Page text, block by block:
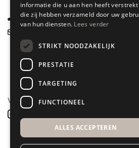
085 877 0704
VOLG ONS
informatie die u aan hen heeft
die zij hebben verzameld door uw
van hun diensten. Lees verder
STRIKT NOODZAKELIJK
PRESTATIE
TARGETING
FUNCTIONEEL
ALLES ACCEPTEREN